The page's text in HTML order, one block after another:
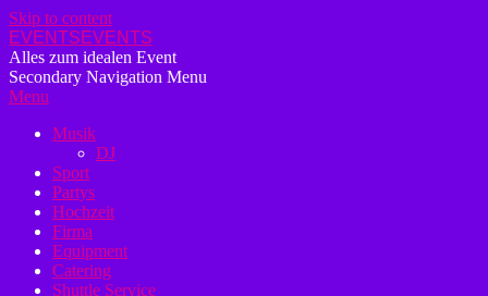
Skip to content
EVENTSEVENTS
Alles zum idealen Event
Secondary Navigation Menu
Menu
Musik
DJ
Sport
Partys
Hochzeit
Firma
Equipment
Catering
Shuttle Service